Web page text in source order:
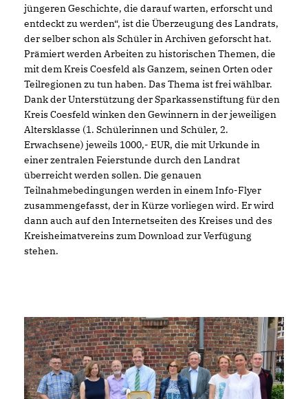
jüngeren Geschichte, die darauf warten, erforscht und
entdeckt zu werden“, ist die Überzeugung des Landrats,
der selber schon als Schüler in Archiven geforscht hat.
Prämiert werden Arbeiten zu historischen Themen, die
mit dem Kreis Coesfeld als Ganzem, seinen Orten oder
Teilregionen zu tun haben. Das Thema ist frei wählbar.
Dank der Unterstützung der Sparkassenstiftung für den
Kreis Coesfeld winken den Gewinnern in der jeweiligen
Altersklasse (1. Schülerinnen und Schüler, 2.
Erwachsene) jeweils 1000,- EUR, die mit Urkunde in
einer zentralen Feierstunde durch den Landrat
überreicht werden sollen. Die genauen
Teilnahmebedingungen werden in einem Info-Flyer
zusammengefasst, der in Kürze vorliegen wird. Er wird
dann auch auf den Internetseiten des Kreises und des
Kreisheimatvereins zum Download zur Verfügung
stehen.